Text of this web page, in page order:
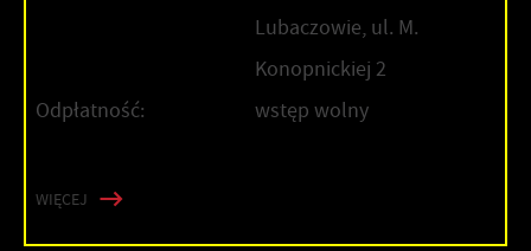
Lubaczowie, ul. M.
Konopnickiej 2
Odpłatność:
wstęp wolny
WIĘCEJ